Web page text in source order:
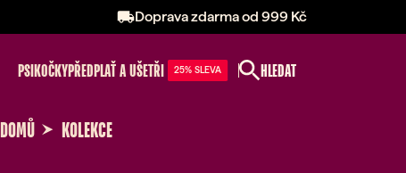
Doprava zdarma od 999 Kč
PSIKOČKYPŘEDPLAŤ A UŠETŘI 25% SLEVA HLEDAT
DOMŮ KOLEKCE